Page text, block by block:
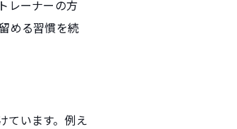
レーナーの方
める習慣を続
ています。例え